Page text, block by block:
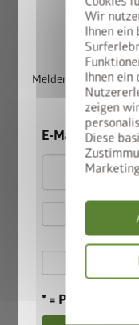
Wir
Ihnen ein
Ihnen ein
zeigen
Diese
Variante 2: Steher
Bei dieser Variante
Betonfundament
(variiert je nach
135 cm Steherhöhe
Melden Sie sich
Sie
E-Mail
Hiermit
die
Hiermit
* = Pflichtfeld